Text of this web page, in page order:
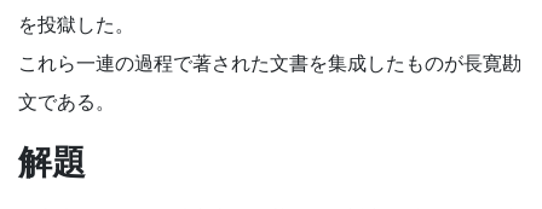
を投獄した。
これら一連の過程で著された文書を集成したものが長寛勘
文である。
解題